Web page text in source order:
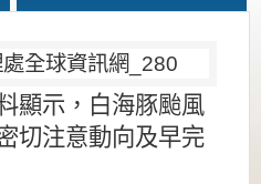
顯示，白海豚颱風
切注意動向及早完